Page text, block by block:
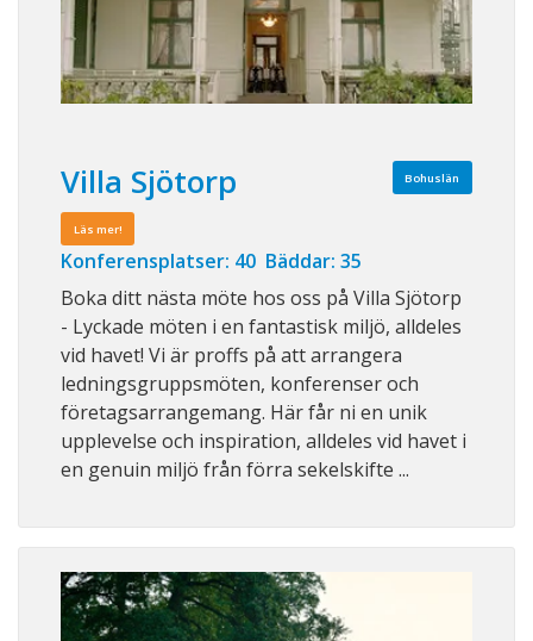
Bohuslän
Villa Sjötorp
Läs mer!
Konferensplatser: 40 Bäddar: 35
Boka ditt nästa möte hos oss på Villa Sjötorp
- Lyckade möten i en fantastisk miljö, alldeles
vid havet! Vi är proffs på att arrangera
ledningsgruppsmöten, konferenser och
företagsarrangemang. Här får ni en unik
upplevelse och inspiration, alldeles vid havet i
en genuin miljö från förra sekelskifte ...